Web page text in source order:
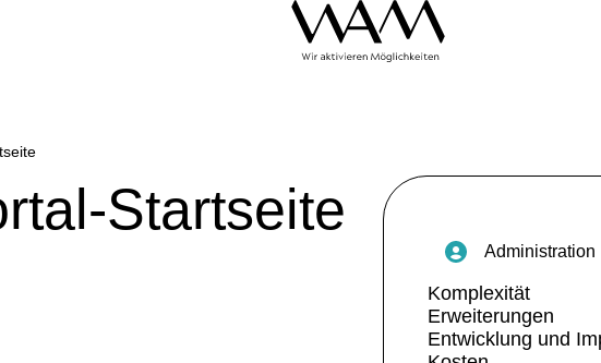
Startseite
administration
Komplexität
Erweiterungen
Entwicklung und